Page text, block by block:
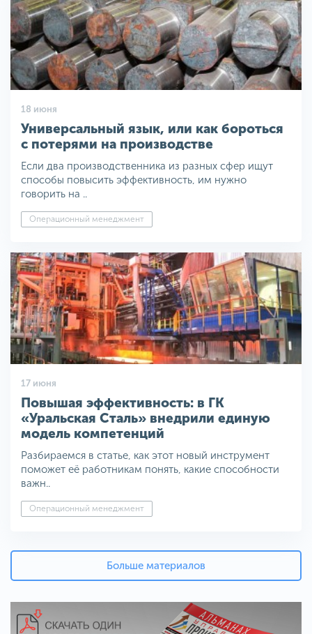
18 июня
Универсальный язык, или как бороться
с потерями на производстве
Если два производственника из разных сфер ищут
способы повысить эффективность, им нужно
говорить на ..
Операционный менеджмент
17 июня
Повышая эффективность: в ГК
«Уральская Сталь» внедрили единую
модель компетенций
Разбираемся в статье, как этот новый инструмент
поможет её работникам понять, какие способности
важн..
Операционный менеджмент
Больше материалов